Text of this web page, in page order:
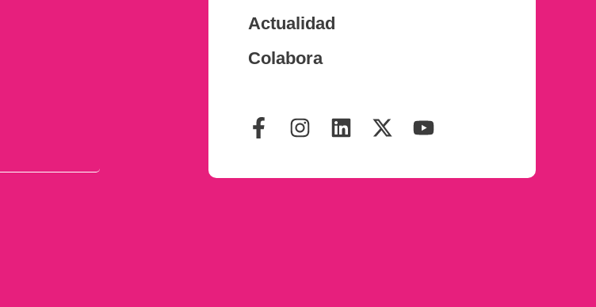
Actualidad
Colabora